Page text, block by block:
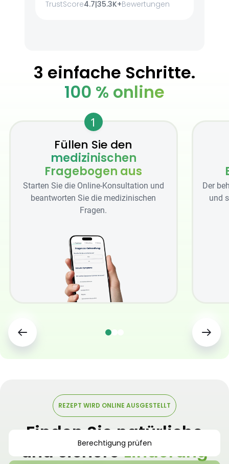
TrustScore4.7|35.3K+Bewertungen
3 einfache Schritte.
100 % online
1
Füllen Sie den
medizinischen
Fragebogen aus
Starten Sie die Online-Konsultation und
beantworten Sie die medizinischen
Fragen.
Der
und
REZEPT WIRD ONLINE AUSGESTELLT
Finden Sie natürliche
und sichereLinderung
Berechtigung prüfen